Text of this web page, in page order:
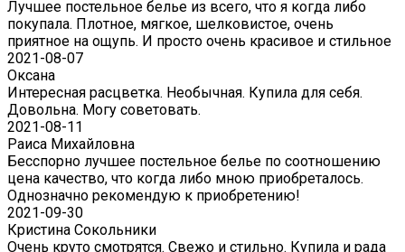
Лучшее постельное белье из всего, что я когда либо
покупала. Плотное, мягкое, шелковистое, очень
приятное на ощупь. И просто очень красивое и стильное
2021-08-07
Оксана
Интересная расцветка. Необычная. Купила для себя.
Довольна. Могу советовать.
2021-08-11
Раиса Михайловна
Бесспорно лучшее постельное белье по соотношению
цена качество, что когда либо мною приобреталось.
Однозначно рекомендую к приобретению!
2021-09-30
Кристина Сокольники
Очень круто смотрятся. Свежо и стильно. Купила и рада